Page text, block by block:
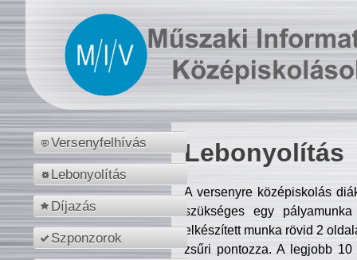
Versenyfelhívás
Lebonyolítás
Díjazás
Szponzorok
Lebonyolítás
A versenyre középiskolás
szükséges egy
elkészített munka rövid 2
zsűri pontozza. A legjobb